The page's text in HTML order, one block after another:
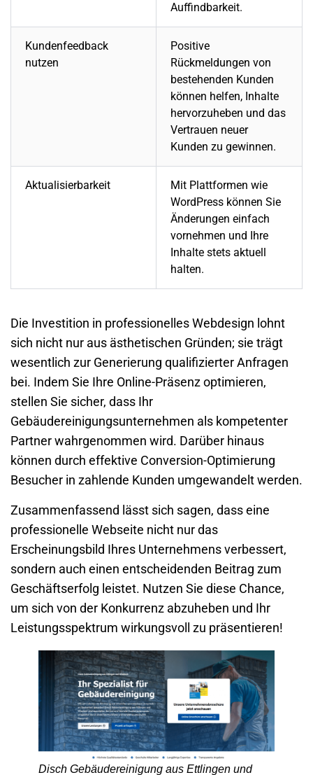
Auffindbarkeit.
Kundenfeedback
nutzen
Positive
Rückmeldungen von
bestehenden Kunden
können helfen, Inhalte
hervorzuheben und das
Vertrauen neuer
Kunden zu gewinnen.
Aktualisierbarkeit
Mit Plattformen wie
WordPress können Sie
Änderungen einfach
vornehmen und Ihre
Inhalte stets aktuell
halten.
Die Investition in professionelles Webdesign lohnt
sich nicht nur aus ästhetischen Gründen; sie trägt
wesentlich zur Generierung qualifizierter Anfragen
bei. Indem Sie Ihre Online-Präsenz optimieren,
stellen Sie sicher, dass Ihr
Gebäudereinigungsunternehmen als kompetenter
Partner wahrgenommen wird. Darüber hinaus
können durch effektive Conversion-Optimierung
Besucher in zahlende Kunden umgewandelt werden.
Zusammenfassend lässt sich sagen, dass eine
professionelle Webseite nicht nur das
Erscheinungsbild Ihres Unternehmensverbessert,
sondern auch einen entscheidenden Beitrag zum
Geschäftserfolg leistet. Nutzen Sie diese Chance,
um sich von der Konkurrenz abzuheben und Ihr
Leistungsspektrum wirkungsvoll zu präsentieren!
Disch Gebäudereinigung aus Ettlingen und